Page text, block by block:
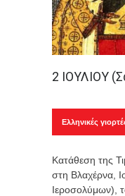
2 ΙΟΥΛΙΟΥ
Ελληνικές
Κατάθεση της
στη Βλαχέρνα,
Ιεροσολύμων),